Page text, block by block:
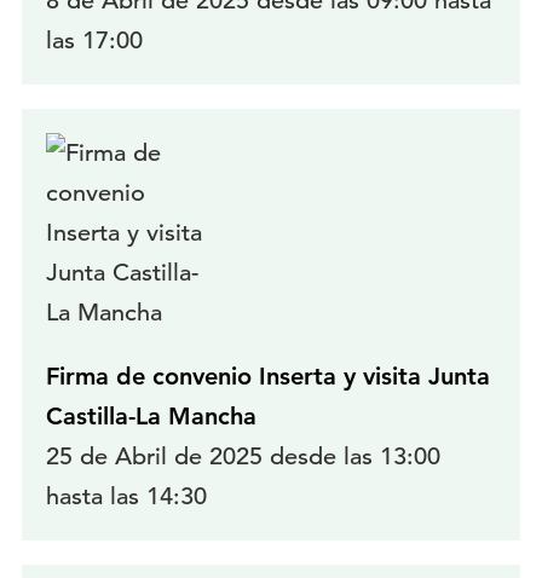
las 17:00
Firma de convenio Inserta y visita Junta
Castilla-La Mancha
25 de Abril de 2025 desde las 13:00
hasta las 14:30